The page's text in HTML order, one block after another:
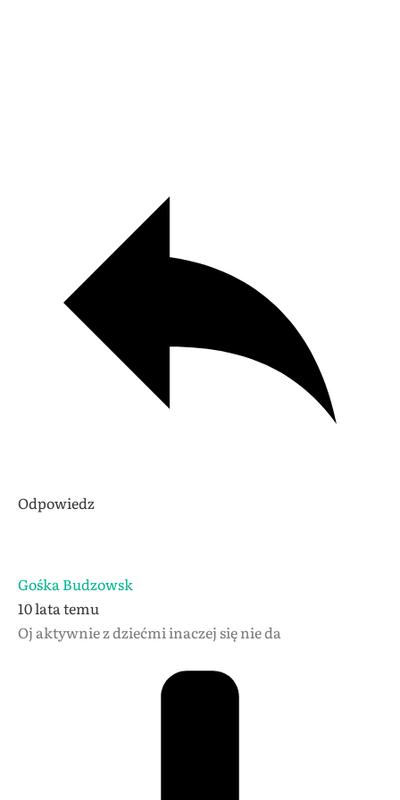
Odpowiedz
Gośka Budzowsk
10 lata temu
Oj aktywnie z dziećmi inaczej się nie da